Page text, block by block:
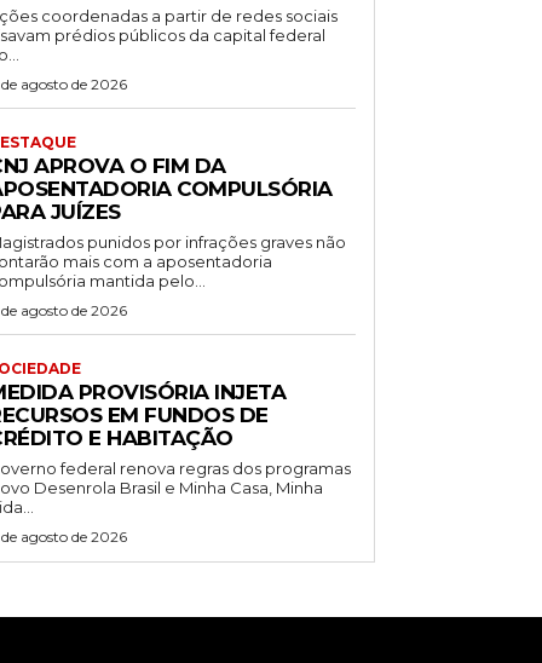
coordenadas a partir de redes sociais
prédios públicos da capital federal
agosto de 2026
APROVA O FIM DA
COMPULSÓRIA
JUÍZES
punidos por infrações graves não
mais com a aposentadoria
mantida pelo...
agosto de 2026
PROVISÓRIA INJETA
EM FUNDOS DE
E HABITAÇÃO
federal renova regras dos programas
Desenrola Brasil e Minha Casa, Minha
agosto de 2026